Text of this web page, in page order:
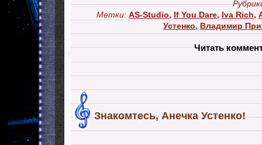
Метки: AS-Studio, If You Dare, Iva Rich,
Устенко, Владимир
Читать
Знакомтесь, Анечка Устенко!